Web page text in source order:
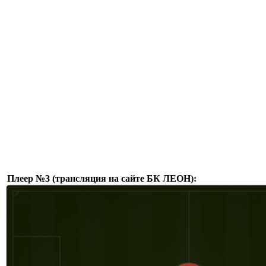
Плеер №3 (трансляция на сайте БК ЛЕОН):